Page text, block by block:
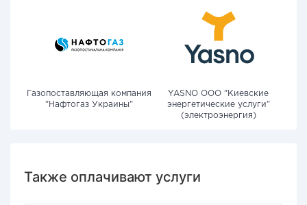
Газопоставляющая компания
"Нафтогаз Украины"
YASNO OOO "Киевские
энергетические услуги"
(электроэнергия)
Также оплачивают услуги